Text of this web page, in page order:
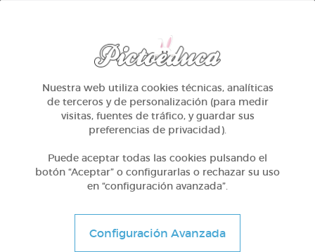
Conociendo nuestro cuerpo
Nuestra web utiliza cookies técnicas, analíticas
de terceros y de personalización (para medir
visitas, fuentes de tráfico, y guardar sus
preferencias de privacidad).
Puede aceptar todas las cookies pulsando el
botón “Aceptar” o configurarlas o rechazar su uso
en “configuración avanzada”.
Configuración Avanzada